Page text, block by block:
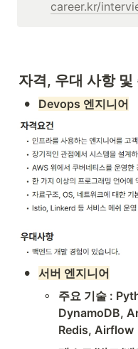
career.kr/
자격, 우대 사항 및
• Devops 엔지니어
• 서버 엔지니어
◦
주요 기술 :
DynamoDB,
Redis, Airflow